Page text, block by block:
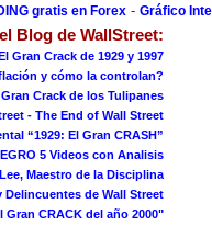
gratis en Forex - Gráfico
Blog de WallStreet:
Gran Crack de 1929 y 1997
y cómo la controlan?
Crack de los Tulipanes
- The End of Wall Street
“1929: El Gran CRASH”
5 Videos con Analisis
Maestro de la Disciplina
Delincuentes de Wall Street
Gran CRACK del año 2000"